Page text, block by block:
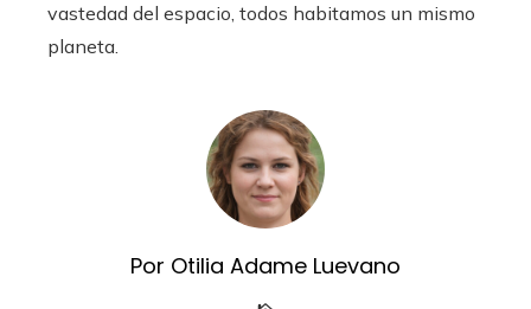
vastedad del espacio, todos habitamos un mismo
planeta.
Por Otilia Adame Luevano